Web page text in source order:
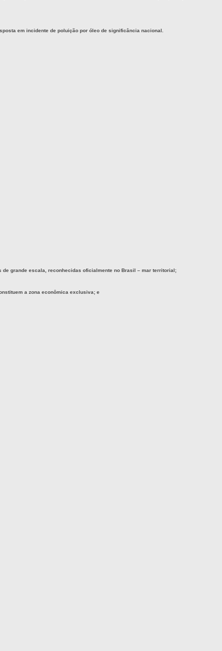
em incidente de poluição por óleo de significância nacional.
grande escala, reconhecidas oficialmente no Brasil – mar territorial;
a zona econômica exclusiva; e